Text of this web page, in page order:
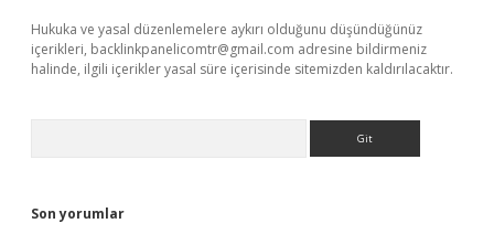
Hukuka ve yasal düzenlemelere aykırı olduğunu düşündüğünüz
içerikleri, backlinkpanelicomtr@gmail.com adresine bildirmeniz
halinde, ilgili içerikler yasal süre içerisinde sitemizden kaldırılacaktır.
Son yorumlar